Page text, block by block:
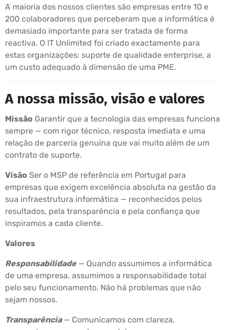
A maioria dos nossos clientes são empresas entre 10 e
200 colaboradores que perceberam que a informática é
demasiado importante para ser tratada de forma
reactiva. O IT Unlimited foi criado exactamente para
estas organizações: suporte de qualidade enterprise, a
um custo adequado à dimensão de uma PME.
A nossa missão, visão e valores
Missão Garantir que a tecnologia das empresas funciona
sempre — com rigor técnico, resposta imediata e uma
relação de parceria genuína que vai muito além de um
contrato de suporte.
Visão Ser o MSP de referência em Portugal para
empresas que exigem excelência absoluta na gestão da
sua infraestrutura informática — reconhecidos pelos
resultados, pela transparência e pela confiança que
inspiramos a cada cliente.
Valores
Responsabilidade — Quando assumimos a informática
de uma empresa, assumimos a responsabilidade total
pelo seu funcionamento. Não há problemas que não
sejam nossos.
Transparência— Comunicamos com clareza,